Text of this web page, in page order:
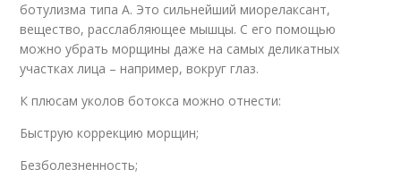
ботулизма типа А. Это сильнейший миорелаксант,
вещество, расслабляющее мышцы. С его помощью
можно убрать морщины даже на самых деликатных
участках лица – например, вокруг глаз.
К плюсам уколов ботокса можно отнести:
Быструю коррекцию морщин;
Безболезненность;